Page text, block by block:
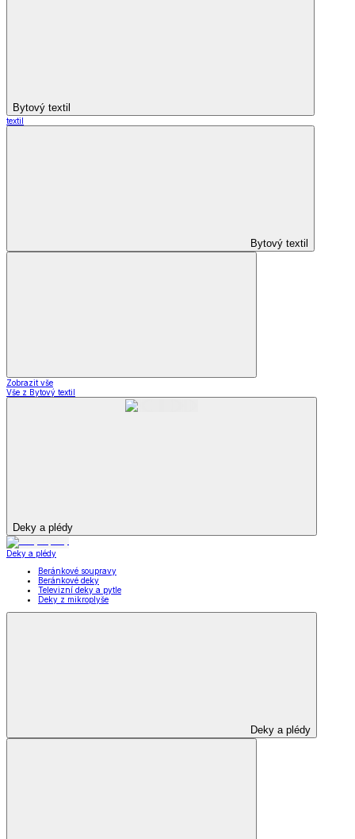
Bytový textil
textil
Bytový textil
Zobrazit vše
Vše z Bytový textil
Deky a plédy
Deky a plédy
Beránkové soupravy
Beránkové deky
Televizní deky a pytle
Deky z mikroplyše
Deky a plédy